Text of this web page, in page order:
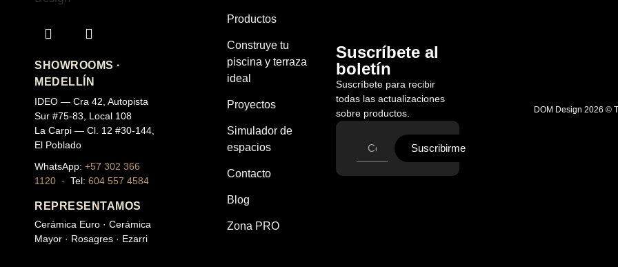
SHOWROOMS ·
MEDELLÍN
IDEO — Cra 42, Autopista
Sur #75-83, Local 108
La Carpi — Cl. 12 #30-144,
El Poblado
WhatsApp: +57 302 366
1120 · Tel: 604 557 4584
REPRESENTAMOS
Cerámica Euro · Cerámica
Mayor · Rosagres · Ezarri
Productos
Construye tu
piscina y terraza
ideal
Proyectos
Simulador de
espacios
Contacto
Blog
Zona PRO
Suscríbete al
boletín
Suscríbete para recibir
todas las actualizaciones
sobre productos.
Suscribirme
DOM Design 2026 ©